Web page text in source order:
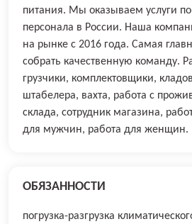
питания. Мы оказываем услуги
персонала в России. Наша
на рынке с 2016 года. Самая
собрать качественную команду.
грузчики, комплектовщики,
штабелера, вахта, работа с
склада, сотрудник магазина,
для мужчин, работа для женщин.
ОБЯЗАННОСТИ
погрузка-разгрузка